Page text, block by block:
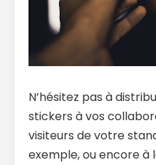
N’hésitez pas à
stickers à vos
visiteurs de votre
exemple, ou encore à